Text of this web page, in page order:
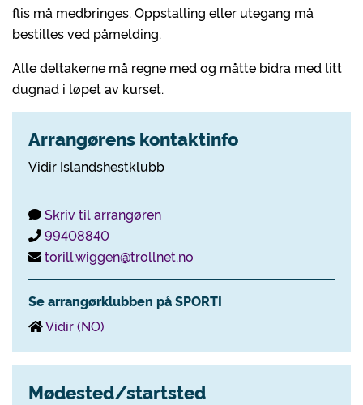
flis må medbringes. Oppstalling eller utegang må
bestilles ved påmelding.
Alle deltakerne må regne med og måtte bidra med litt
dugnad i løpet av kurset.
Arrangørens kontaktinfo
Vidir Islandshestklubb
Skriv til arrangøren
99408840
torill.wiggen@trollnet.no
Se arrangørklubben på SPORTI
Vidir (NO)
Mødested/startsted